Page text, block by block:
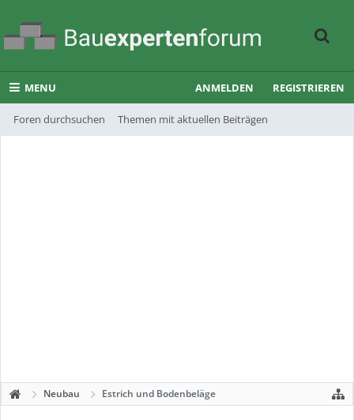
MENU
Foren durchsuchen Themen mit aktuellen Beiträgen
ANMELDEN REGISTRIEREN
Neubau Estrich und Bodenbeläge